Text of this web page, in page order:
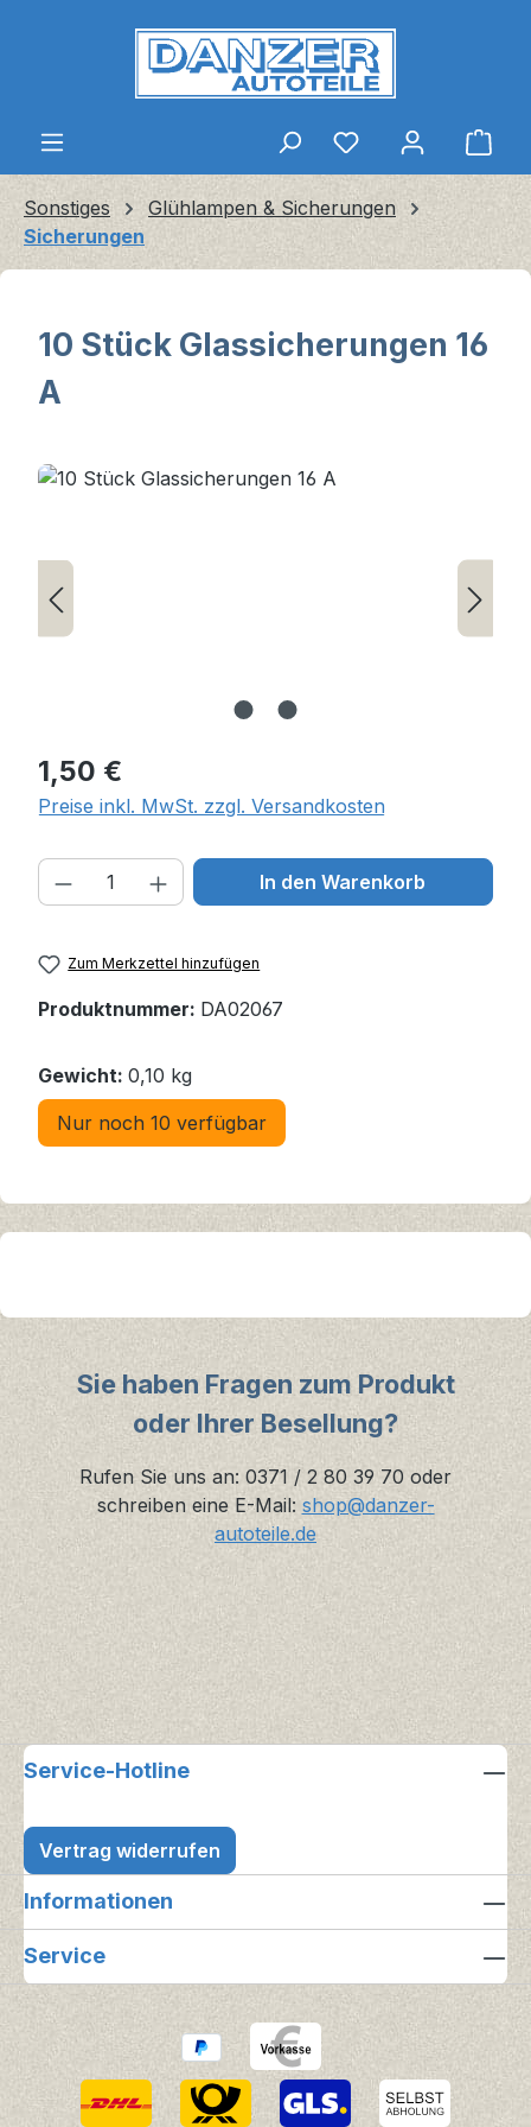
Zum Hauptinhalt springen
Sonstiges
Glühlampen & Sicherungen
Sicherungen
10 Stück Glassicherungen 16
A
Bildergalerie überspringen
Regulärer Preis:
1,50 €
Preise inkl. MwSt. zzgl. Versandkosten
Produkt Anzahl: Gib den
In den Warenkorb
Zum Merkzettel hinzufügen
Produktnummer: DA02067
Gewicht: 0,10 kg
Nur noch 10 verfügbar
Sie haben Fragen zum Produkt
oder Ihrer Besellung?
Rufen Sie uns an: 0371 / 2 80 39 70 oder
schreiben eine E-Mail: shop@danzer-
autoteile.de
Service-Hotline
Vertrag widerrufen
Informationen
Service